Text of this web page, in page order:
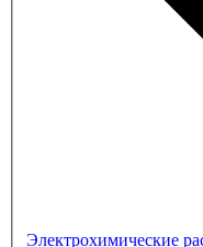
Электрохимические